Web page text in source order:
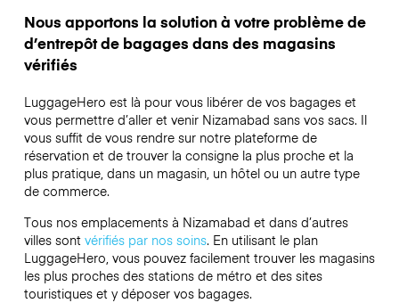
Nous apportons la solution à votre problème de
d’entrepôt de bagages dans des magasins
vérifiés
LuggageHero est là pour vous libérer de vos bagages et
vous permettre d’aller et venir Nizamabad sans vos sacs. Il
vous suffit de vous rendre sur notre plateforme de
réservation et de trouver la consigne la plus proche et la
plus pratique, dans un magasin, un hôtel ou un autre type
de commerce.
Tous nos emplacements à Nizamabad et dans d’autres
villes sont vérifiés par nos soins. En utilisant le plan
LuggageHero, vous pouvez facilement trouver les magasins
les plus proches des stations de métro et des sites
touristiques et y déposer vos bagages.